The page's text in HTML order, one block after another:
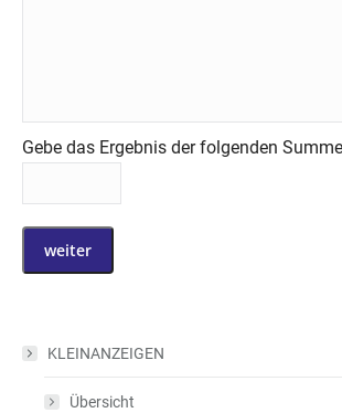
Gebe das Ergebnis der folgenden
KLEINANZEIGEN
Übersicht